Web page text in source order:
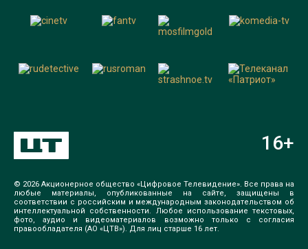
© 2026 Акционерное общество «Цифровое Телевидение». Все права на
любые материалы, опубликованные на сайте, защищены в
соответствии с российским и международным законодательством об
интеллектуальной собственности. Любое использование текстовых,
фото, аудио и видеоматериалов возможно только с согласия
правообладателя (АО «ЦТВ»). Для лиц старше 16 лет.
16+